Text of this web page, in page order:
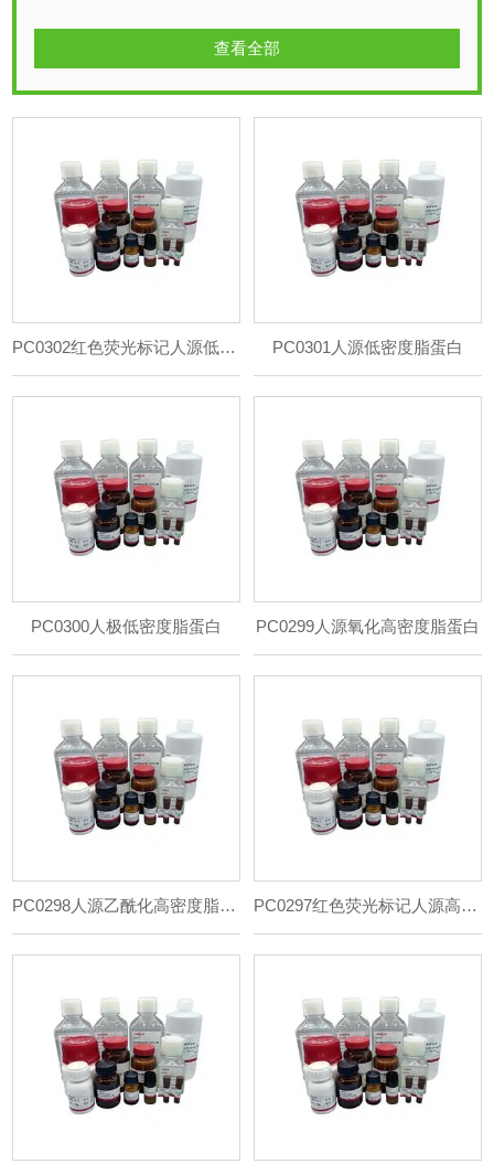
查看全部
PC0302红色荧光标记人源低密度脂蛋白 PC0301人源低密度脂蛋白
PC0300人极低密度脂蛋白 PC0299人源氧化高密度脂蛋白
PC0298人源乙酰化高密度脂蛋白 PC0297红色荧光标记人源高密度脂蛋白